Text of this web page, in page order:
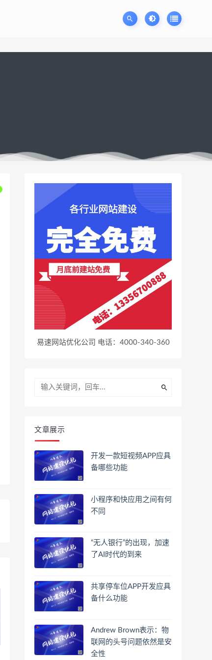
易速网站优化公司 电话：4000-340-360
文章展示
开发一款短视频APP应具
备哪些功能
小程序和快应用之间有何
不同
“无人银行”的出现，加速
了AI时代的到来
共享停车位APP开发应具
备什么功能
Andrew Brown表示：物
联网的头号问题依然是安
全性